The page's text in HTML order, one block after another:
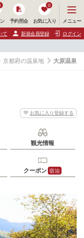
予約照会 お気に入り
0
ニ
ュ
ー
開
く
メニュー
て 新規会員登録 ログイン
京都府の温泉地 大原温泉
お気に入り登録する
観光情報
クーポン 宿泊